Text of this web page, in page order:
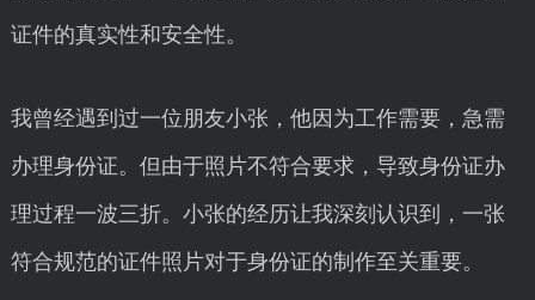
证件的真实性和安全性。
我曾经遇到过一位朋友小张，他因为工作需要，急需
办理身份证。但由于照片不符合要求，导致身份证办
理过程一波三折。小张的经历让我深刻认识到，一张
符合规范的证件照片对于身份证的制作至关重要。